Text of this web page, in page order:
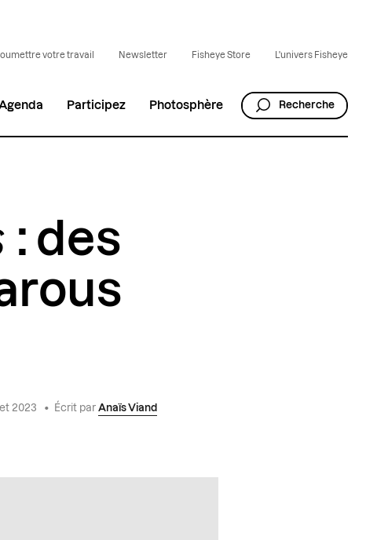
votre travail Newsletter Fisheye Store L'univers Fisheye
Participez Photosphère Recherche
: des
2023 • Écrit par Anaïs Viand